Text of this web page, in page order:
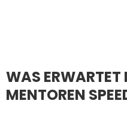
WAS ERWARTET
MENTOREN